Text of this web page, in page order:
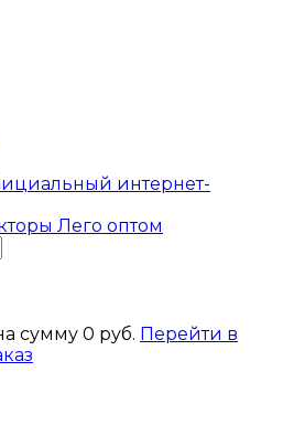
Лего оптом
сумму 0 руб. Перейти в